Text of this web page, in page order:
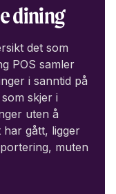
dining
det som
POS samler
i sanntid på
skjer i
uten å
har gått, ligger
muten